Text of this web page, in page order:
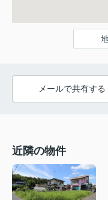
メールで共有する
近隣の物件